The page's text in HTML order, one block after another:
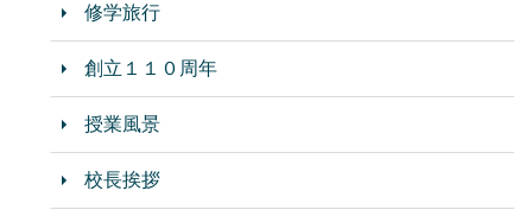
修学旅行
創立１１０周年
授業風景
校長挨拶